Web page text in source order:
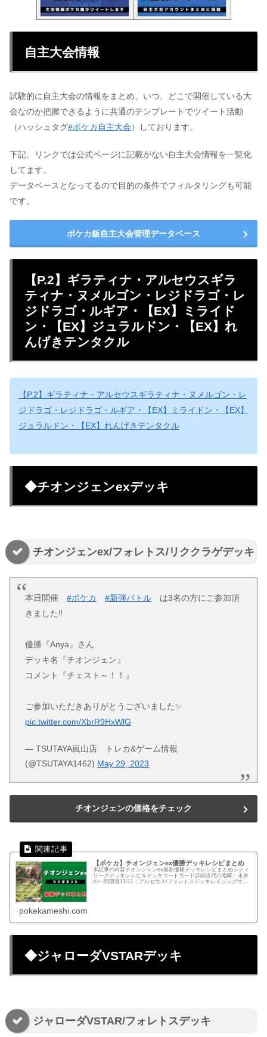
自主大会情報
試験的に自主大会の情報をまとめ、いつ、どこで開催している大
会なのか把握できるように共通のテンプレートでツイート活動
（ハッシュタグ#ポケカ自主大会）しております。
下記、リンクでは公式ページに記載がない自主大会情報を一覧化
してます。
データベースとなってるので目的の条件でフィルタリングも可能
です。
ポケカ飯自主大会管理データベース
【P.2】ギラティナ・アルセウスギラ
ティナ・ヌメルゴン・レジドラゴ・レ
ジドラゴ・ルギア・【EX】ミライド
ン・【EX】ジュラルドン・【EX】れ
んげきテンタクル
【P.2】ギラティナ・アルセウスギラティナ・ヌメルゴン・レ
ジドラゴ・レジドラゴ・ルギア・【EX】ミライドン・【EX】
ジュラルドン・【EX】れんげきテンタクル
◆チオンジェンexデッキ
チオンジェンex/フォレトス/リククラゲデッキ
本日開催#ポケカ #新弾バトル は3名の方にご参加頂
きました‼️
優勝『Anya』さん
デッキ名『チオンジェン』
コメント『チェスト～！！』
ご参加いただきありがとうございました✨
pic.twitter.com/XbrR9HxWlG
— TSUTAYA嵐山店 トレカ&ゲーム情報
(@TSUTAYA1462) May 29, 2023
チオンジェンの価格をチェック
【ポケカ】チオンジェンex優勝デッキレシピまとめ
本記事の内容チオンジェンex最新優勝デッキレシピまとめシティ
リーグデッキレシピ＆デッキコードカード詳細古代の咆哮・未来
の一閃環境11/11：アルセウス/フォレトスデッキレイジングサー
pokekameshi.com
◆ジャローダVSTARデッキ
ジャローダVSTAR/フォレトスデッキ